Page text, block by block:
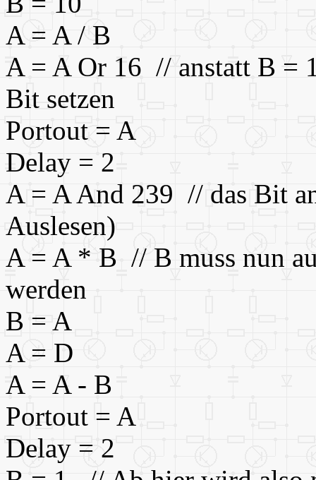
A = A / B
A = A Or 16 // anstatt B =
Bit setzen
Portout = A
Delay = 2
A = A And 239 // das Bit
Auslesen)
A = A * B // B muss nun
werden
B = A
A = D
A = A - B
Portout = A
Delay = 2